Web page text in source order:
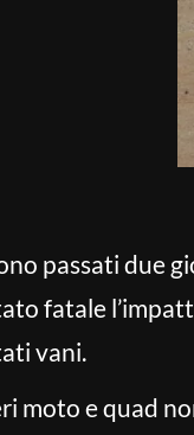
passati due
fatale
vani.
moto e quad